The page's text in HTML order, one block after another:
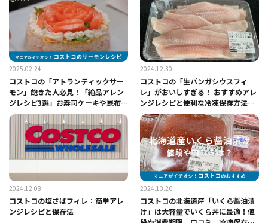
2025.02.24
コストコの「アトランティックサー
モン」飽きた人必見！「絶品アレン
ジレシピ3選」お寿司ケーキや昆布締
めも！
2024.12.30
コストコの「生パンガシウスフィ
レ」がおいしすぎる！ おすすめアレ
ンジレシピと便利な冷凍保存方法ま
とめ
2024.12.08
コストコの塩さばフィレ：簡単アレ
ンジレシピと保存法
2024.10.26
コストコの北海道産「いくら醤油漬
け」は大容量でいくら丼に最適！値